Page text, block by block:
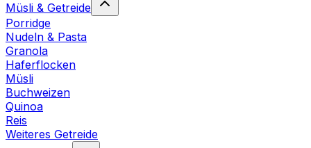
Müsli & Getreide
Porridge
Nudeln & Pasta
Granola
Haferflocken
Müsli
Buchweizen
Quinoa
Reis
Weiteres Getreide